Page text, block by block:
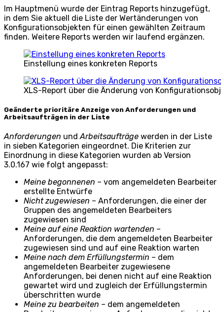
Im Hauptmenü wurde der Eintrag Reports hinzugefügt,
in dem Sie aktuell die Liste der Wertänderungen von
Konfigurationsobjekten für einen gewählten Zeitraum
finden. Weitere Reports werden wir laufend ergänzen.
Einstellung eines konkreten Reports
XLS-Report über die Änderung von
Geänderte prioritäre Anzeige von Anforderungen und
Arbeitsaufträgen in der Liste
Anforderungen undArbeitsaufträge werden in der Liste
in sieben Kategorien eingeordnet. Die Kriterien zur
Einordnung in diese Kategorien wurden ab Version
3.0.167 wie folgt angepasst:
Meine begonnenen – vom angemeldeten Bearbeiter
erstellte Entwürfe
Nicht zugewiesen – Anforderungen, die einer der
Gruppen des angemeldeten Bearbeiters
zugewiesen sind
Meine auf eine Reaktion wartenden –
Anforderungen, die dem angemeldeten Bearbeiter
zugewiesen sind und auf eine Reaktion warten
Meine nach dem Erfüllungstermin – dem
angemeldeten Bearbeiter zugewiesene
Anforderungen, bei denen nicht auf eine Reaktion
gewartet wird und zugleich der Erfüllungstermin
überschritten wurde
Meine zu bearbeiten – dem angemeldeten